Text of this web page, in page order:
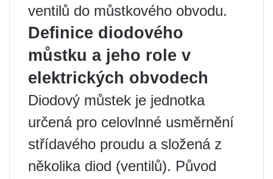
ventilů do můstkového obvodu.
Definice diodového
můstku a jeho role v
elektrických obvodech
Diodový můstek je jednotka
určená pro celovlnné usměrnění
střídavého proudu a složená z
několika diod (ventilů). Původ